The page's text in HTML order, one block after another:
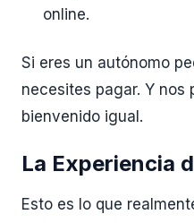
online.
Si eres un autónomo
necesites pagar. Y nos
bienvenido igual.
La Experiencia
Esto es lo que